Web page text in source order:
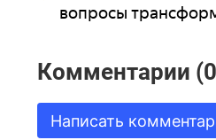
вопросы
Комментарии
Написать